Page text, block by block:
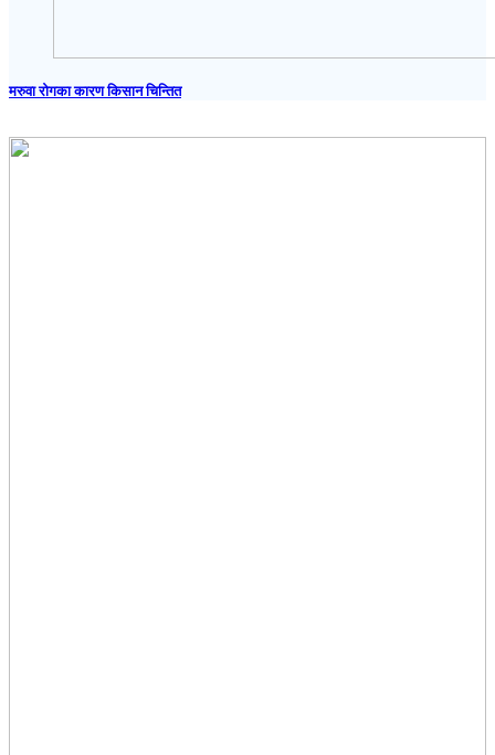
मरुवा रोगका कारण किसान चिन्तित